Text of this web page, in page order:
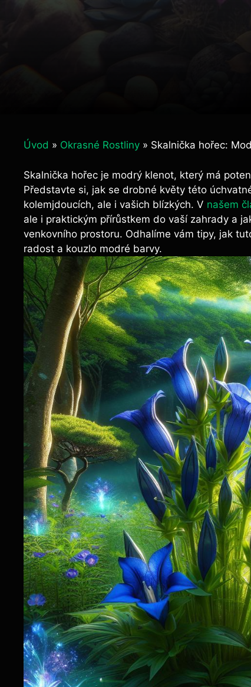
Úvod » Okrasné Rostliny » Skalnička hořec:
Skalnička hořec je modrý klenot, který má
Představte si, jak se drobné květy této
kolemjdoucích, ale i vašich blízkých. V našem
ale i praktickým přírůstkem do vaší zahrady a
venkovního prostoru. Odhalíme vám tipy, jak
radost a kouzlo modré barvy.